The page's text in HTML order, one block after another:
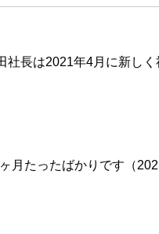
社長は2021年4月に新しく
月たったばかりです（